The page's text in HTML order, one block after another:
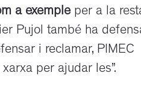
a exemple per a la
Pujol també ha
i reclamar, PIMEC
per ajudar les”.